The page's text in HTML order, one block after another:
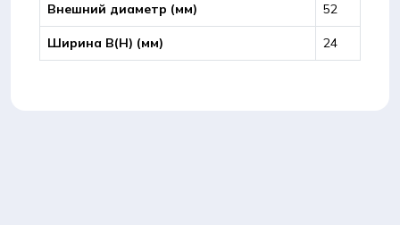
Внешний диаметр (мм) 52
Ширина B(Н) (мм) 24